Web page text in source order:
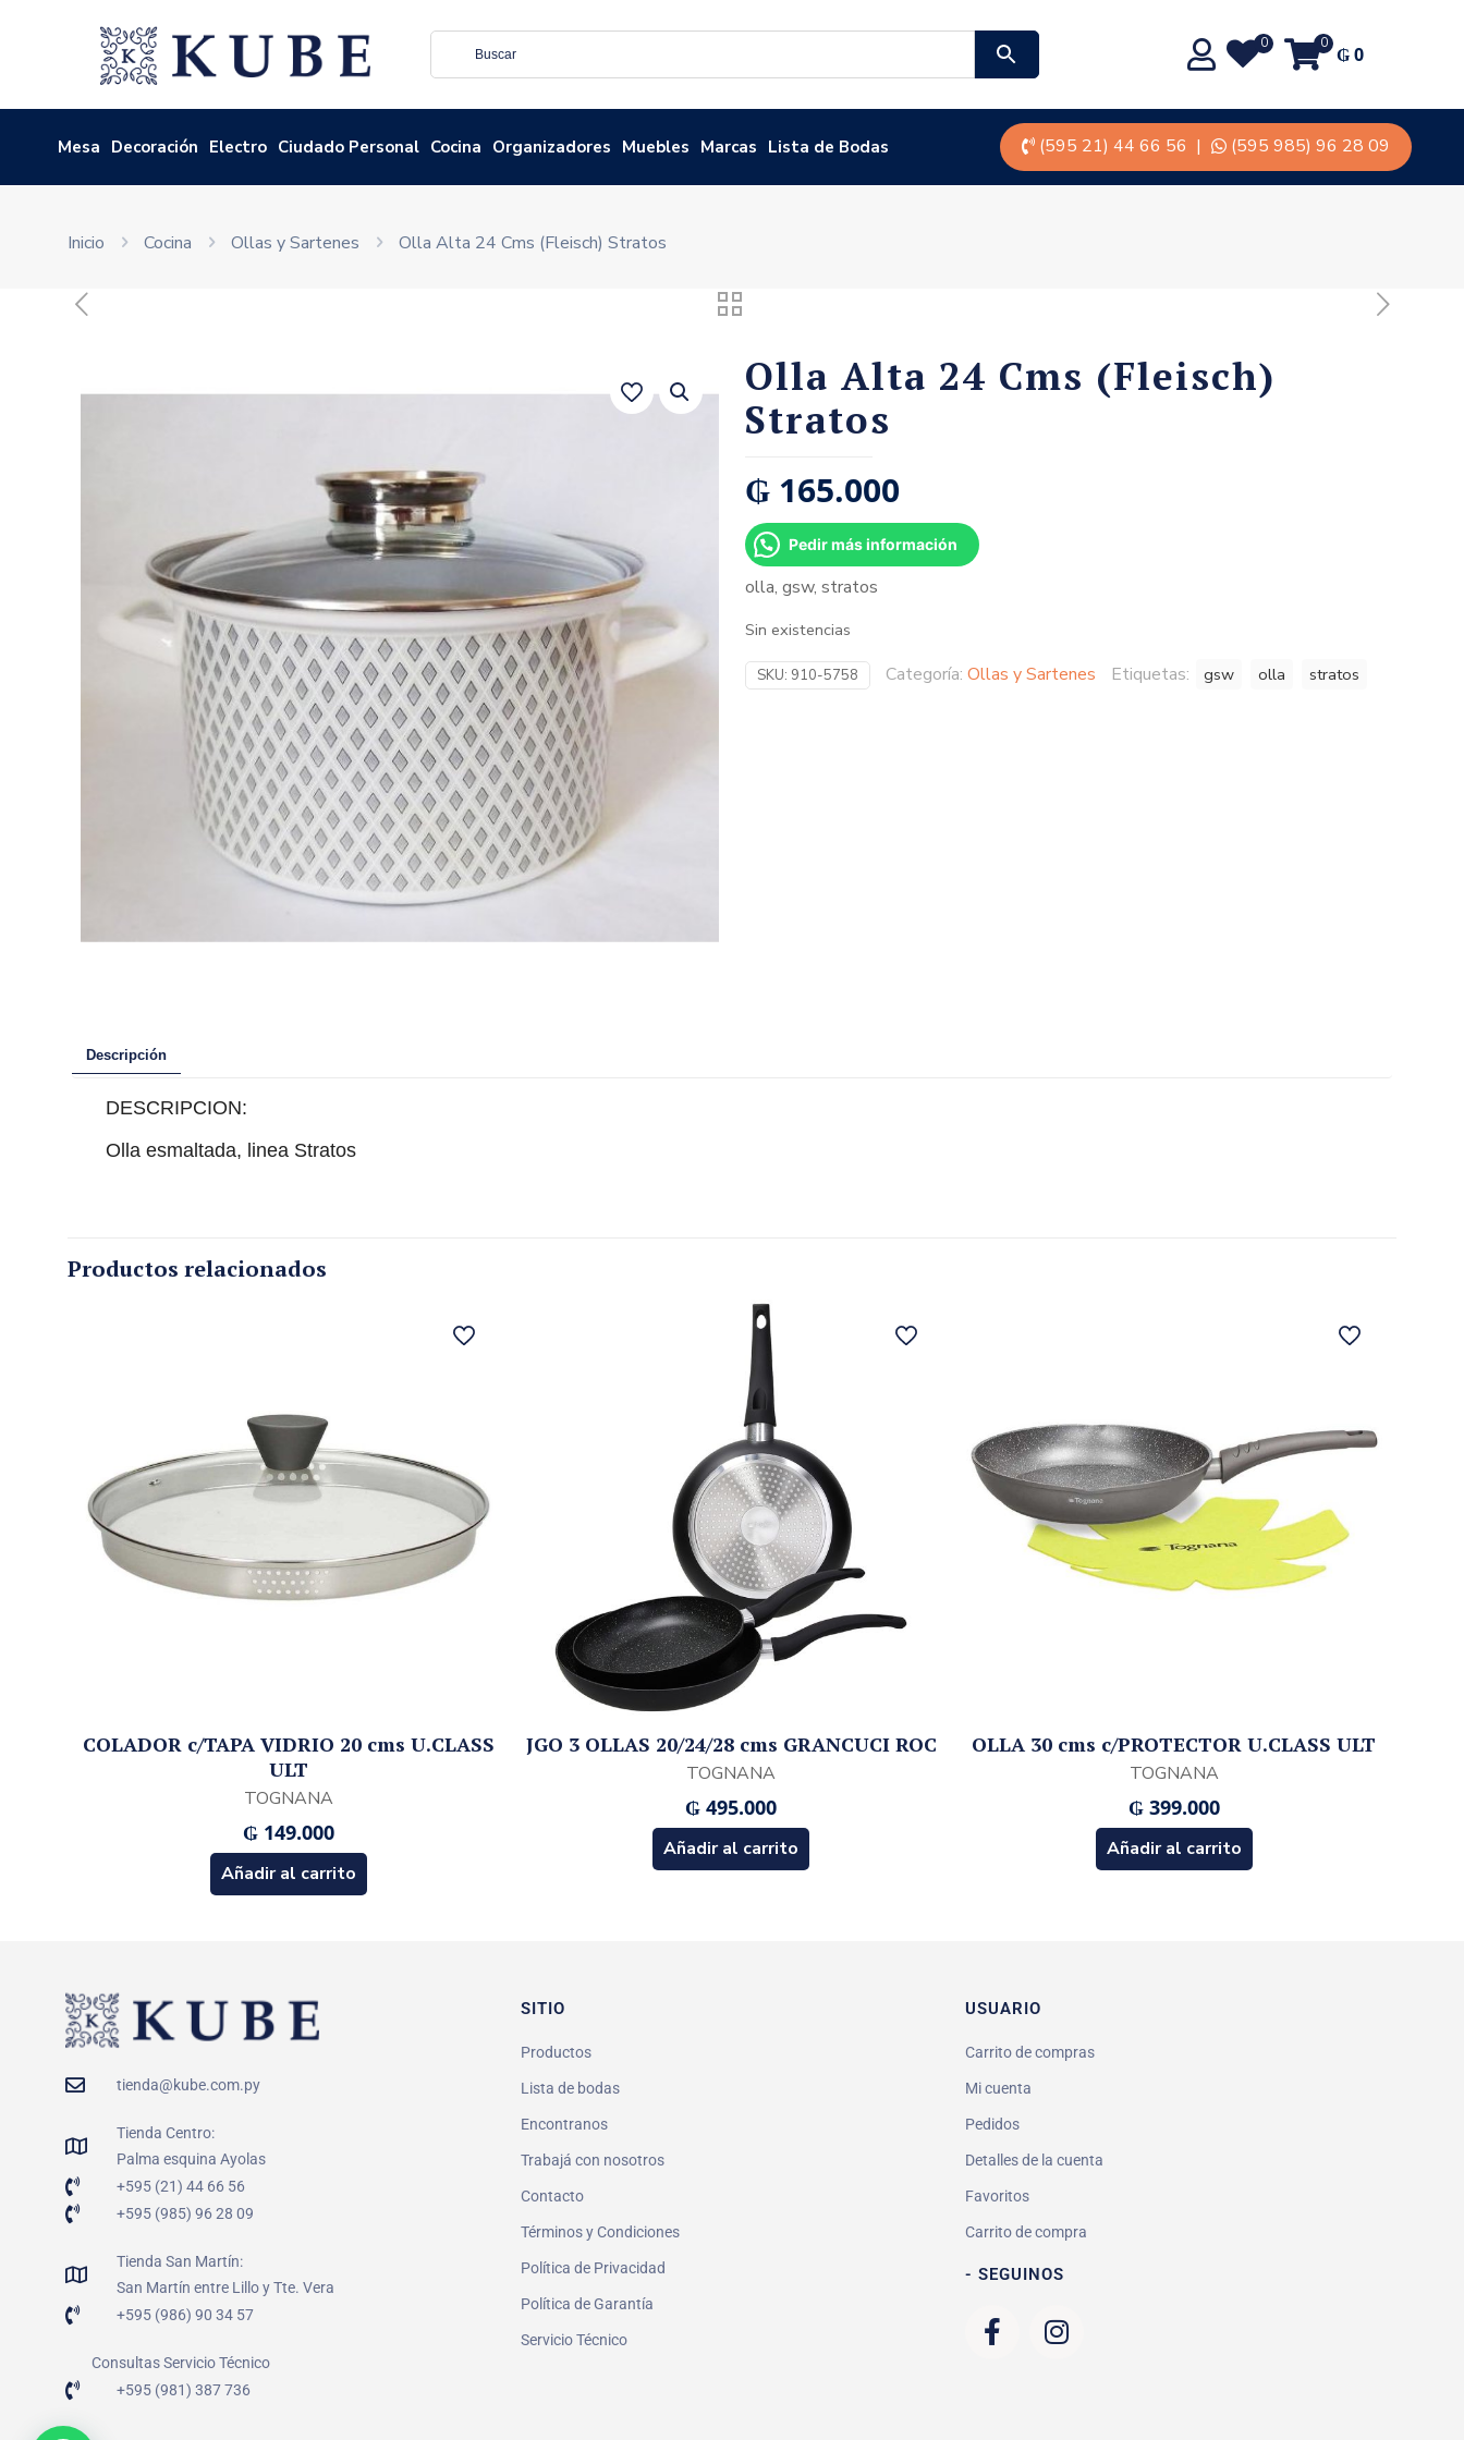
0 0 ₲0
Mesa Decoración Electro Ciudado Personal Cocina Organizadores Muebles Marcas Lista de Bodas (595 21) 44 66 56 | (595 985) 96 28 09
Inicio Cocina Ollas y Sartenes Olla Alta 24 Cms (Fleisch) Stratos
Olla Alta 24 Cms (Fleisch)
Stratos
₲ 165.000
Pedir más información
olla, gsw, stratos
Sin existencias
SKU: 910-5758 Categoría: Ollas y Sartenes Etiquetas: gsw olla stratos
Descripción
DESCRIPCION:
Olla esmaltada, linea Stratos
Productos relacionados
COLADOR c/TAPA VIDRIO 20 cms U.CLASS
ULT
TOGNANA
₲ 149.000
Añadir al carrito
JGO 3 OLLAS 20/24/28 cms GRANCUCI ROC
TOGNANA
₲ 495.000
Añadir al carrito
OLLA 30 cms c/PROTECTOR U.CLASS ULT
TOGNANA
₲399.000
Añadir al carrito
tienda@kube.com.py
Tienda Centro:
Palma esquina Ayolas
+595 (21) 44 66 56
+595 (985) 96 28 09
Tienda San Martín:
San Martín entre Lillo y Tte. Vera
+595 (986) 90 34 57
Consultas Servicio Técnico
+595 (981) 387 736
SITIO
Productos
Lista de bodas
Encontranos
Trabajá con nosotros
Contacto
Términos y Condiciones
Política de Privacidad
Política de Garantía
Servicio Técnico
USUARIO
Carrito de compras
Mi cuenta
Pedidos
Detalles de la cuenta
Favoritos
Carrito de compra
- SEGUINOS